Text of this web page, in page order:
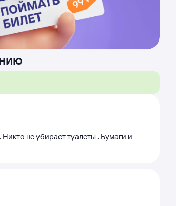
Никто не убирает туалеты . Бумаги и